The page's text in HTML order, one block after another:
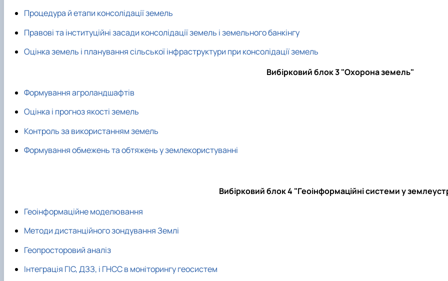
Процедура й етапи консолідації земель
Правові та інституційні засади консолідації земель і земельного банкінгу
Оцінка земель і планування сільської інфраструктури при консолідації земель
Вибірковий блок 3 "Охорона земель"
Формування агроландшафтів
Оцінка і прогноз якості земель
Контроль за використанням земель
Формування обмежень та обтяжень у землекористуванні
Вибірковий блок 4 "Геоінформаційні системи у
Геоінформаційне моделювання
Методи дистанційного зондування Землі
Геопросторовий аналіз
Інтеграція ГІС, ДЗЗ, і ГНСС в моніторингу геосистем